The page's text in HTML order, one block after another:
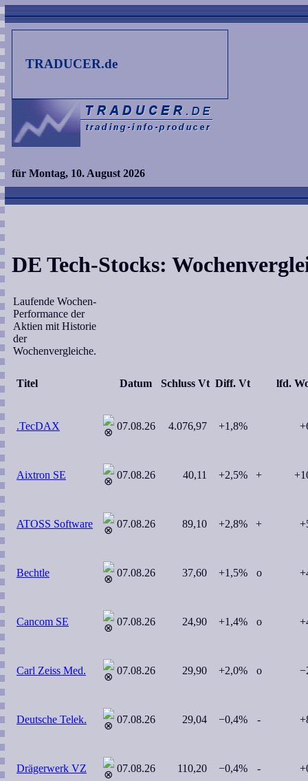
TRADUCER.de
für Montag, 10. August 2026
DE Tech-Stocks:
Laufende Wochen-
Performance der
Aktien mit Historie
der
Wochenvergleiche.
Titel Datum Schluss Vt Diff. Vt lfd.
.TecDAX 07.08.26 4.076,97 +1,8%
Aixtron SE 07.08.26 40,11 +2,5% +
ATOSS Software 07.08.26 89,10 +2,8% +
Bechtle 07.08.26 37,60 +1,5% o
Cancom SE 07.08.26 24,90 +1,4% o
Carl Zeiss Med. 07.08.26 29,90 +2,0% o
Deutsche Telek. 07.08.26 29,04 −0,4% -
Drägerwerk VZ 07.08.26 110,20 −0,4% -